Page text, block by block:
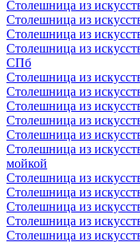
Столешница из
Столешница из
Столешница из
Столешница из
СПб
Столешница из
Столешница из
Столешница из
Столешница из
Столешница из
Столешница из
мойкой
Столешница из
Столешница из
Столешница из
Столешница из
Столешница из